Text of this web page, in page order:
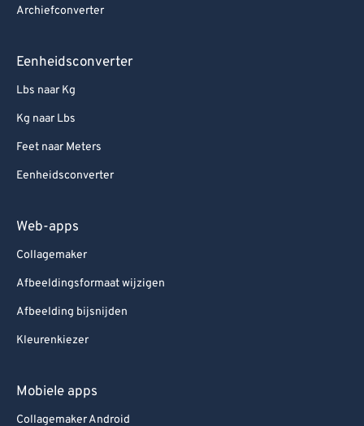
Archiefconverter
Eenheidsconverter
Lbs naar Kg
Kg naar Lbs
Feet naar Meters
Eenheidsconverter
Web-apps
Collagemaker
Afbeeldingsformaat wijzigen
Afbeelding bijsnijden
Kleurenkiezer
Mobiele apps
Collagemaker Android